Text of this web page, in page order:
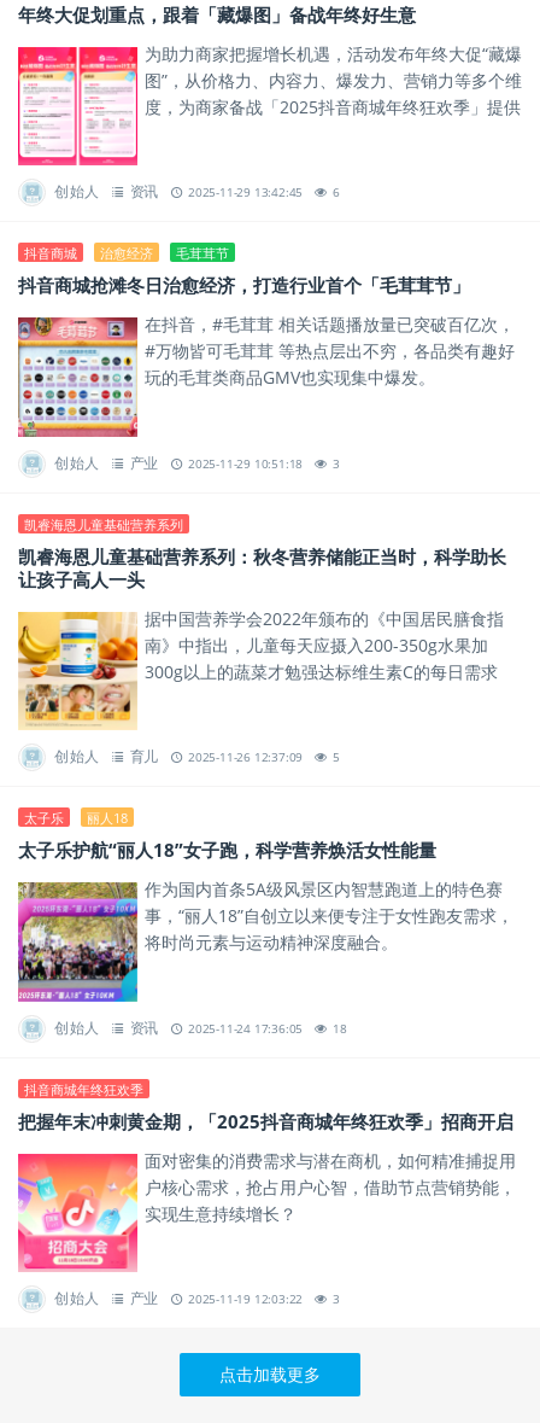
年终大促划重点，跟着「藏爆图」备战年终好生意
为助力商家把握增长机遇，活动发布年终大促“藏爆
图”，从价格力、内容力、爆发力、营销力等多个维
度，为商家备战「2025抖音商城年终狂欢季」提供
创始人 资讯 2025-11-29 13:42:45 6
抖音商城 治愈经济 毛茸茸节
抖音商城抢滩冬日治愈经济，打造行业首个「毛茸茸节」
在抖音，#毛茸茸 相关话题播放量已突破百亿次，
#万物皆可毛茸茸 等热点层出不穷，各品类有趣好
玩的毛茸类商品GMV也实现集中爆发。
创始人 产业 2025-11-29 10:51:18 3
凯睿海恩儿童基础营养系列
凯睿海恩儿童基础营养系列：秋冬营养储能正当时，科学助长
让孩子高人一头
据中国营养学会2022年颁布的《中国居民膳食指
南》中指出，儿童每天应摄入200-350g水果加
300g以上的蔬菜才勉强达标维生素C的每日需求
创始人 育儿 2025-11-26 12:37:09 5
太子乐 丽人18
太子乐护航“丽人18”女子跑，科学营养焕活女性能量
作为国内首条5A级风景区内智慧跑道上的特色赛
事，“丽人18”自创立以来便专注于女性跑友需求，
将时尚元素与运动精神深度融合。
创始人 资讯 2025-11-24 17:36:05 18
抖音商城年终狂欢季
把握年末冲刺黄金期，「2025抖音商城年终狂欢季」招商开启
面对密集的消费需求与潜在商机，如何精准捕捉用
户核心需求，抢占用户心智，借助节点营销势能，
实现生意持续增长？
创始人 产业 2025-11-19 12:03:22 3
点击加载更多